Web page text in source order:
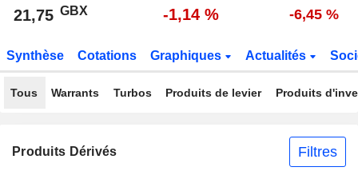
21,75 GBX -1,14 % -6,45 %
Synthèse Cotations Graphiques Actualités
Tous Warrants Turbos Produits de levier Produits
Produits Dérivés Filtres